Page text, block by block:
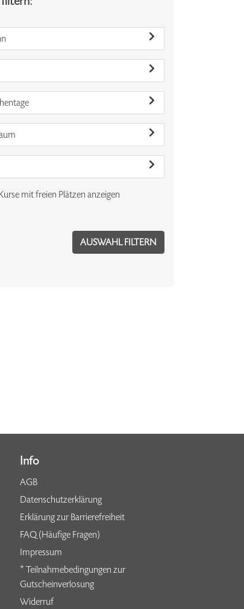
mit freien Plätzen anzeigen
Info
AGB
Datenschutzerklärung
Erklärung zur Barrierefreiheit
FAQ (Häufige Fragen)
Impressum
* Teilnahmebedingungen zur
Gutscheinverlosung
Widerruf